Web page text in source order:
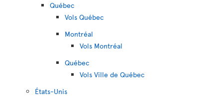
Québec
Vols Québec
Montréal
Vols Montréal
Québec
Vols Ville de Québec
États-Unis